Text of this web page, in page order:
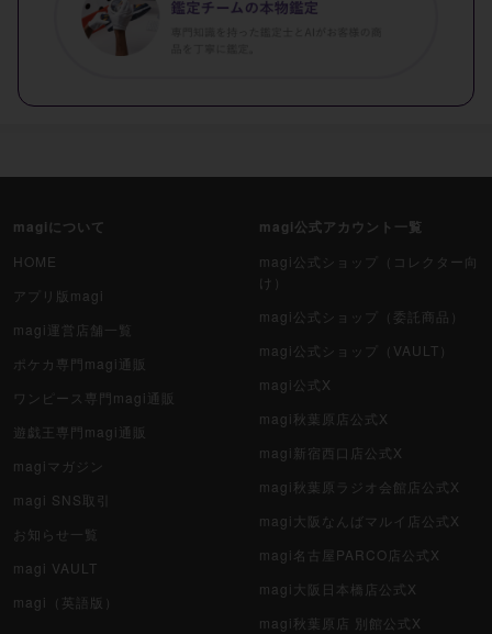
magiについて
HOME
アプリ版magi
magi運営店舗一覧
ポケカ専門magi通販
ワンピース専門magi通販
遊戯王専門magi通販
magiマガジン
magi SNS取引
お知らせ一覧
magi VAULT
magi（英語版）
magi公式アカウント一覧
magi公式ショップ（コレクター向
け）
magi公式ショップ（委託商品）
magi公式ショップ（VAULT）
magi公式X
magi秋葉原店公式X
magi新宿西口店公式X
magi秋葉原ラジオ会館店公式X
magi大阪なんばマルイ店公式X
magi名古屋PARCO店公式X
magi大阪日本橋店公式X
magi秋葉原店 別館公式X